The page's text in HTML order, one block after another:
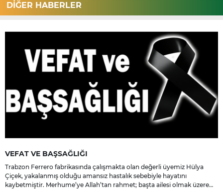
DİĞER HABERLER
VEFAT VE BAŞSAĞLIĞI
Trabzon Ferrero fabrikasında çalışmakta olan değerli üyemiz Hülya
Çiçek, yakalanmış olduğu amansız hastalık sebebiyle hayatını
kaybetmiştir. Merhume’ye Allah’tan rahmet; başta ailesi olmak üzere